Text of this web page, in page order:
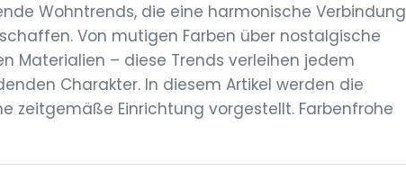
Wohntrends, die eine harmonische Verbindung
Von mutigen Farben über nostalgische
Materialien – diese Trends verleihen jedem
Charakter. In diesem Artikel werden die
zeitgemäße Einrichtung vorgestellt. Farbenfrohe